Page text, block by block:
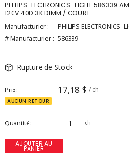
PHILIPS ELECTRONICS -LIGHT 586339
120V 40D 3K DIMM / COURT
Manufacturier :
PHILIPS ELECTRONICS -
# Manufacturier : 586339
Rupture de Stock
Prix 17,18 $ / ch
AUCUN RETOUR
Quantité ch
AJOUTER AU
PANIER